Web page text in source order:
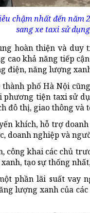
chậm nhất đến năm
sang xe taxi sử
hoàn thiện và
cao khả năng tiếp
điện, năng lượng
phố Hà Nội
phương tiện taxi sử
đô thị, giao thông và
khích, hỗ trợ
doanh nghiệp và
khai các chủ
tạo sự thống
phần lãi suất vay
lượng xanh của